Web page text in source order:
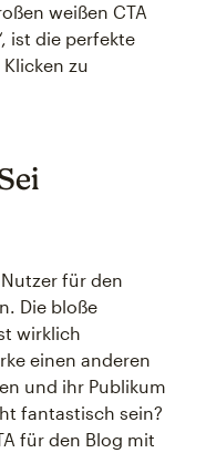
weißen CTA
ist die perfekte
zu
für den
Die bloße
wirklich
einen anderen
und ihr Publikum
fantastisch sein?
für den Blog mit